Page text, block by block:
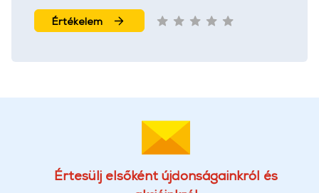
Értékelem
Értesülj elsőként újdonságainkról és